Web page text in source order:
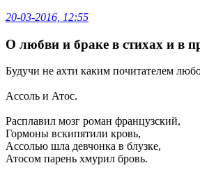
20-03-2016, 12:55
О любви и браке в стихах и в
Будучи не ахти каким почитателем
Ассоль и Атос.
Расплавил мозг роман французский,
Гормоны вскипятили кровь,
Ассолью шла девчонка в блузке,
Атосом парень хмурил бровь.